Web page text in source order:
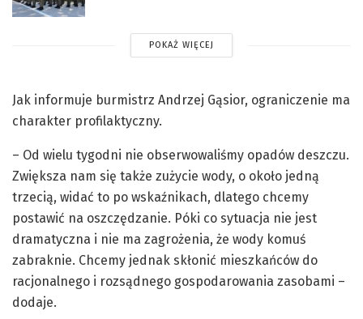
POKAŻ WIĘCEJ
Jak informuje burmistrz Andrzej Gąsior, ograniczenie ma
charakter profilaktyczny.
– Od wielu tygodni nie obserwowaliśmy opadów deszczu.
Zwiększa nam się także zużycie wody, o około jedną
trzecią, widać to po wskaźnikach, dlatego chcemy
postawić na oszczędzanie. Póki co sytuacja nie jest
dramatyczna i nie ma zagrożenia, że wody komuś
zabraknie. Chcemy jednak skłonić mieszkańców do
racjonalnego i rozsądnego gospodarowania zasobami –
dodaje.